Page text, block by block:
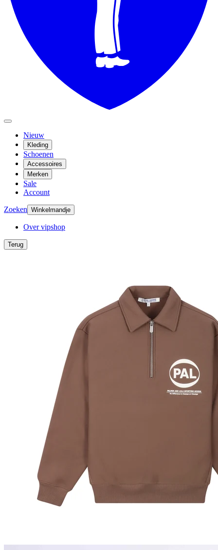
Nieuw
Kleding
Schoenen
Accessoires
Merken
Sale
Account
Zoeken Winkelmandje
Over vipshop
Terug